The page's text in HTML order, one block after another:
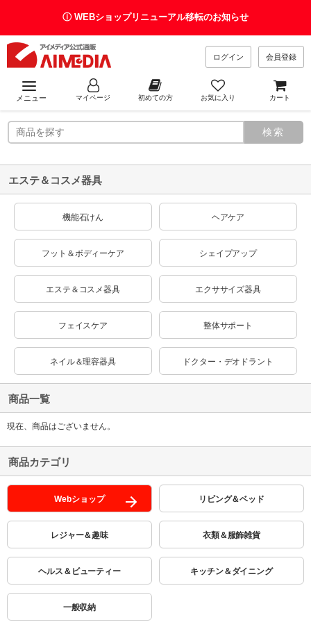
ⓘ WEBショップリニューアル移転のお知らせ
会員登録
ログイン
メニュー マイページ 初めての方 お気に入り カート
エステ＆コスメ器具
機能石けん ヘアケア
フット＆ボディーケア シェイプアップ
エステ＆コスメ器具 エクササイズ器具
フェイスケア 整体サポート
ネイル＆理容器具 ドクター・デオドラント
商品一覧
現在、商品はございません。
商品カテゴリ
Webショップ リビング＆ベッド
レジャー＆趣味 衣類＆服飾雑貨
ヘルス＆ビューティー キッチン＆ダイニング
一般収納